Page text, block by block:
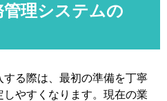
理システムの
る際は、最初の準備を丁寧
やすくなります。現在の業